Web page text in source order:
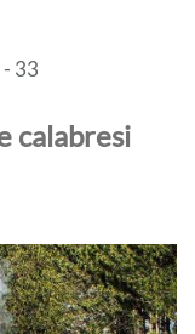
calabresi